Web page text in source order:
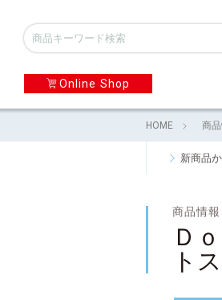
Online Shop
HOME 商
新商品
商品情報
Ｄ
ト